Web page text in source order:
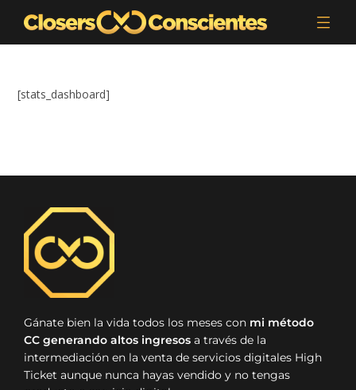
[stats_dashboard]
Gánate bien la vida todos los meses con mi método
CC generando altos ingresos a través de la
intermediación en la venta de servicios digitales High
Ticket aunque nunca hayas vendido y no tengas